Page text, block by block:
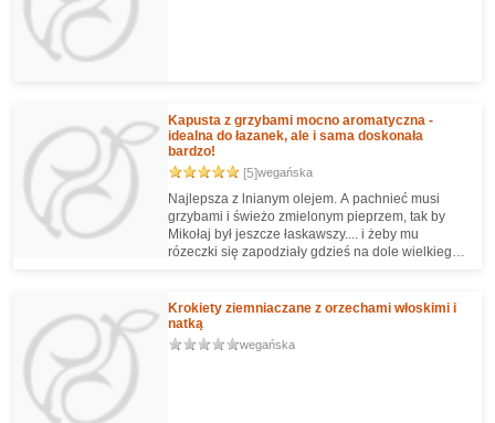
Kapusta z grzybami mocno aromatyczna -
idealna do łazanek, ale i sama doskonała
bardzo!
[5]wegańska
Najlepsza z lnianym olejem. A pachnieć musi
grzybami i świeżo zmielonym pieprzem, tak by
Mikołaj był jeszcze łaskawszy.... i żeby mu
rózeczki się zapodziały gdzieś na dole wielkiego
Krokiety ziemniaczane z orzechami włoskimi i
natką
wegańska